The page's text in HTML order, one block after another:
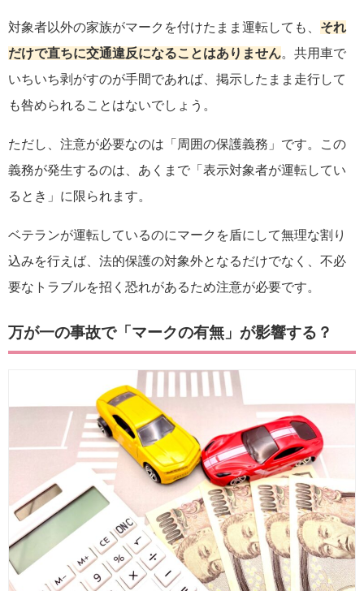
対象者以外の家族がマークを付けたまま運転しても、 それ
だけで直ちに交通違反になることはありません。共用車で
いちいち剥がすのが手間であれば、掲示したまま走行して
も咎められることはないでしょう。
ただし、注意が必要なのは「周囲の保護義務」です。この
義務が発生するのは、あくまで「表示対象者が運転してい
るとき」に限られます。
ベテランが運転しているのにマークを盾にして無理な割り
込みを行えば、法的保護の対象外となるだけでなく、不必
要なトラブルを招く恐れがあるため注意が必要です。
万が一の事故で「マークの有無」が影響する？